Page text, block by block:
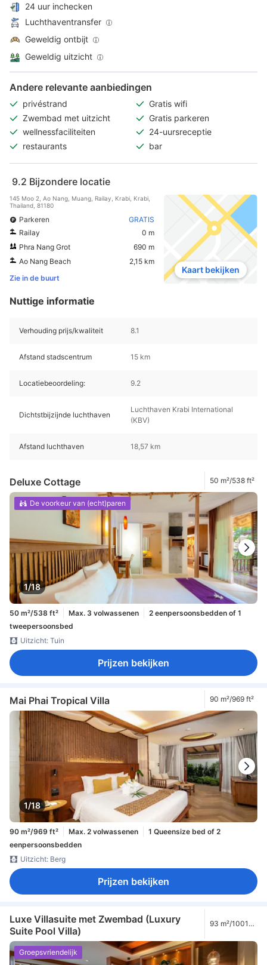
24 uur inchecken
Luchthaventransfer
Geweldig ontbijt
Geweldig uitzicht
Andere relevante aanbiedingen
privéstrand
Gratis wifi
Zwembad met uitzicht
Gratis parkeren
wellnessfaciliteiten
24-uursreceptie
restaurants
bar
9.2 Bijzondere locatie
145 Moo 2, Ao Nang, Muang, Railay, Krabi, Krabi,
Thailand, 81180
Parkeren
GRATIS
Railay
0 m
Phra Nang Grot
690 m
Ao Nang Beach
2,15 km
Zie in de buurt
Kaart bekijken
Nuttige informatie
Verhouding prijs/kwaliteit 8.1
Afstand stadscentrum 15 km
Locatiebeoordeling: 9.2
Dichtstbijzijnde luchthaven
Luchthaven Krabi International
(KBV)
Afstand luchthaven 18,57 km
Deluxe Cottage 50 m²/538 ft²
1/18
De voorkeur van (echt)paren
50 m²/538 ft² Max. 3 volwassenen
2 eenpersoonsbedden of 1
tweepersoonsbed
Uitzicht: Tuin
Prijzen bekijken
Mai Phai Tropical Villa 90 m²/969 ft²
1/18
90 m²/969 ft² Max. 2 volwassenen
1 Queensize bed of 2
eenpersoonsbedden
Uitzicht: Berg
Prijzen bekijken
Luxe Villasuite met Zwembad (Luxury
Suite Pool Villa)
93 m²/1001
Groepsvriendelijk